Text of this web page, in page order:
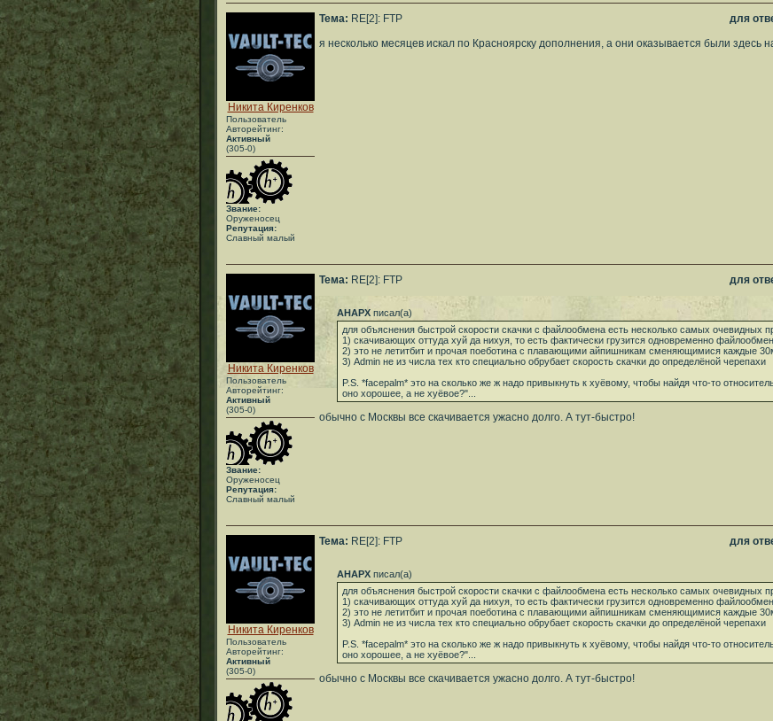
Никита Киренков
Пользователь
Авторейтинг:
Активный
(305-0)
Звание:
Оруженосец
Репутация:
Славный малый
Тема: RE[2]: FTP
для
я несколько месяцев искал по Красноярску дополнения, а они оказывается были здесь
Никита Киренков
Пользователь
Авторейтинг:
Активный
(305-0)
Звание:
Оруженосец
Репутация:
Славный малый
Тема: RE[2]: FTP для
АНАРХ писал(а)
для объяснения быстрой скорости скачки с файлообмена есть несколько самых очевидных
1) скачивающих оттуда хуй да нихуя, то есть фактически грузится одновременно
2) это не летитбит и прочая поеботина с плавающими айпишникам сменяющимися каждые
3) Admin не из числа тех кто специально обрубает скорость скачки до определёной черепахи
P.S. *facepalm* это на сколько же ж надо привыкнуть к хуёвому, чтобы найдя что-то
оно хорошее, а не хуёвое?"...
обычно с Москвы все скачивается ужасно долго. А тут-быстро!
Никита Киренков
Пользователь
Авторейтинг:
Активный
(305-0)
Тема: RE[2]: FTP для
АНАРХ писал(а)
для объяснения быстрой скорости скачки с файлообмена есть несколько самых очевидных
1) скачивающих оттуда хуй да нихуя, то есть фактически грузится одновременно
2) это не летитбит и прочая поеботина с плавающими айпишникам сменяющимися каждые
3) Admin не из числа тех кто специально обрубает скорость скачки до определёной черепахи
P.S. *facepalm* это на сколько же ж надо привыкнуть к хуёвому, чтобы найдя что-то
оно хорошее, а не хуёвое?"...
обычно с Москвы все скачивается ужасно долго. А тут-быстро!